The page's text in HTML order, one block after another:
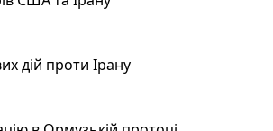
дій проти Ірану